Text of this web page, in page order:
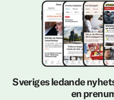
Sveriges ledande
en